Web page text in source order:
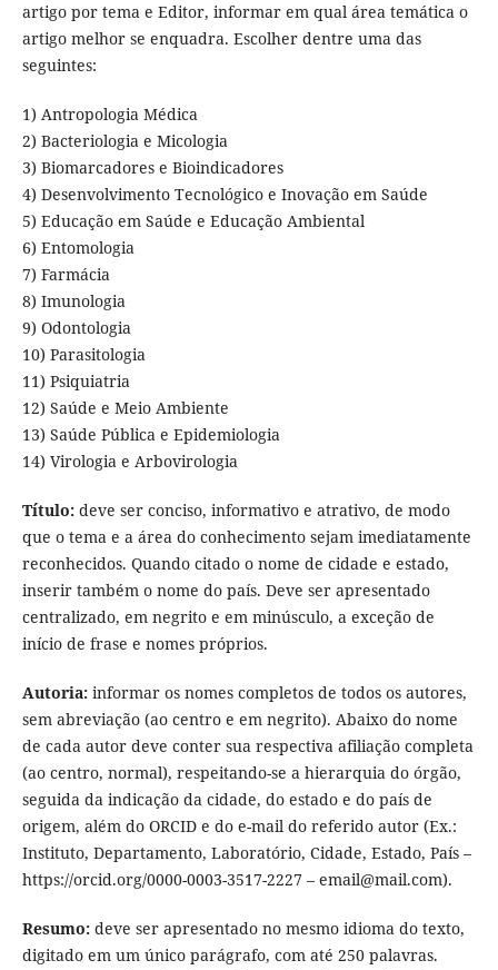
artigo por tema e Editor, informar em qual área temática o
artigo melhor se enquadra. Escolher dentre uma das
seguintes:
1) Antropologia Médica
2) Bacteriologia e Micologia
3) Biomarcadores e Bioindicadores
4) Desenvolvimento Tecnológico e Inovação em Saúde
5) Educação em Saúde e Educação Ambiental
6) Entomologia
7) Farmácia
8) Imunologia
9) Odontologia
10) Parasitologia
11) Psiquiatria
12) Saúde e Meio Ambiente
13) Saúde Pública e Epidemiologia
14) Virologia e Arbovirologia
Título:deve ser conciso, informativo e atrativo, de modo
que o tema e a área do conhecimento sejam imediatamente
reconhecidos. Quando citado o nome de cidade e estado,
inserir também o nome do país. Deve ser apresentado
centralizado, em negrito e em minúsculo, a exceção de
início de frase e nomes próprios.
Autoria:informar os nomes completos de todos os autores,
sem abreviação (ao centro e em negrito). Abaixo do nome
de cada autor deve conter sua respectiva afiliação completa
(ao centro, normal), respeitando-se a hierarquia do órgão,
seguida da indicação da cidade, do estado e do país de
origem, além do ORCID e do e-mail do referido autor (Ex.:
Instituto, Departamento, Laboratório, Cidade, Estado, País –
https://orcid.org/0000-0003-3517-2227 – email@mail.com).
Resumo:deve ser apresentado no mesmo idioma do texto,
digitado em um único parágrafo, com até 250 palavras.